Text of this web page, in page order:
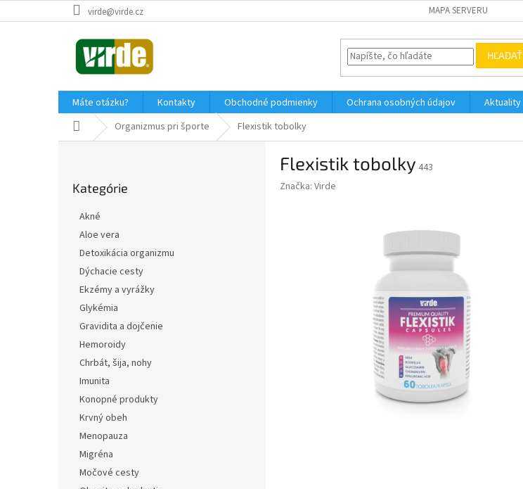
na
virde@virde.cz MAPA SERVERU
HĽADAŤ
Máte otázku? Kontakty Obchodné podmienky Ochrana osobných údajov Aktuality
Domov Organizmus pri športe Flexistik tobolky
kategórie
Kategórie
Akné
Aloe vera
Detoxikácia organizmu
Dýchacie cesty
Ekzémy a vyrážky
Glykémia
Gravidita a dojčenie
Hemoroidy
Chrbát, šija, nohy
Imunita
Konopné produkty
Krvný obeh
Menopauza
Migréna
Močové cesty
Flexistik tobolky 443
Značka: Virde